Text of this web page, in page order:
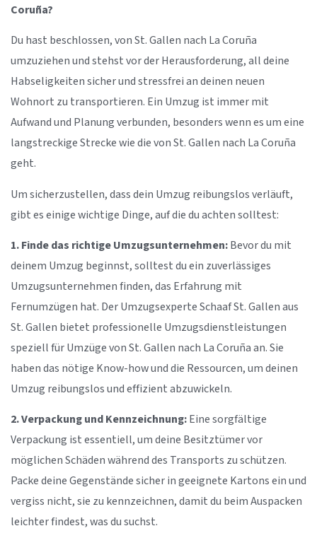
Coruña?
Du hast beschlossen, von St. Gallen nach La Coruña
umzuziehen und stehst vor der Herausforderung, all deine
Habseligkeiten sicher und stressfrei an deinen neuen
Wohnort zu transportieren. Ein Umzug ist immer mit
Aufwand und Planung verbunden, besonders wenn es um eine
langstreckige Strecke wie die von St. Gallen nach La Coruña
geht.
Um sicherzustellen, dass dein Umzug reibungslos verläuft,
gibt es einige wichtige Dinge, auf die du achten solltest:
1. Finde das richtige Umzugsunternehmen:Bevor du mit
deinem Umzug beginnst, solltest du ein zuverlässiges
Umzugsunternehmen finden, das Erfahrung mit
Fernumzügen hat. Der Umzugsexperte Schaaf St. Gallen aus
St. Gallen bietet professionelle Umzugsdienstleistungen
speziell für Umzüge von St. Gallen nach La Coruña an. Sie
haben das nötige Know-how und die Ressourcen, um deinen
Umzug reibungslos und effizient abzuwickeln.
2. Verpackung und Kennzeichnung:Eine sorgfältige
Verpackung ist essentiell, um deine Besitztümer vor
möglichen Schäden während des Transports zu schützen.
Packe deine Gegenstände sicher in geeignete Kartons ein und
vergiss nicht, sie zu kennzeichnen, damit du beim Auspacken
leichter findest, was du suchst.